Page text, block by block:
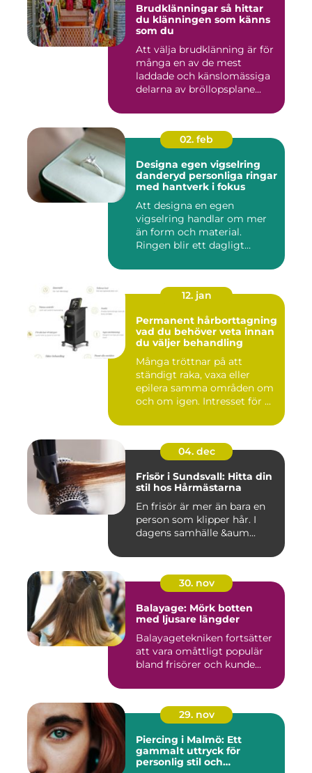
Brudklänningar så hittar
du klänningen som känns
som du
Att välja brudklänning är för
många en av de mest
laddade och känslomässiga
delarna av bröllopsplane...
02. feb
Designa egen vigselring
danderyd personliga ringar
med hantverk i fokus
Att designa en egen
vigselring handlar om mer
än form och material.
Ringen blir ett dagligt
12. jan
Permanent hårborttagning
vad du behöver veta innan
du väljer behandling
Många tröttnar på att
ständigt raka, vaxa eller
epilera samma områden om
och om igen. Intresset för ...
04. dec
Frisör i Sundsvall: Hitta din
stil hos Hårmästarna
En frisör är mer än bara en
person som klipper hår. I
dagens samhälle &aum...
30. nov
Balayage: Mörk botten
med ljusare längder
Balayagetekniken fortsätter
att vara omåttligt populär
bland frisörer och kunde...
29. nov
Piercing i Malmö: Ett
gammalt uttryck för
personlig stil och